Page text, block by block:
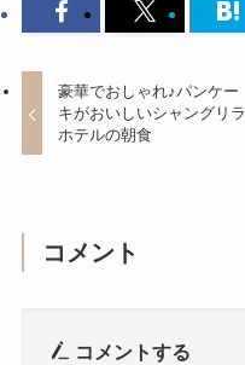
豪華でおしゃれ♪パンケー
キがおいしいシャングリラ
ホテルの朝食
コメント
コメントする